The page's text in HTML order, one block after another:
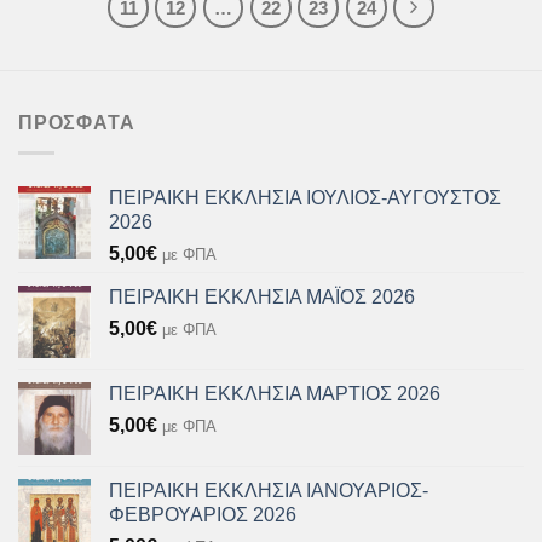
11
12 … 22 23 24
ΠΡΌΣΦΑΤΑ
ΠΕΙΡΑΙΚΗ ΕΚΚΛΗΣΙΑ ΙΟΥΛΙΟΣ-ΑΥΓΟΥΣΤΟΣ
2026
5,00€ με ΦΠΑ
ΠΕΙΡΑΙΚΗ ΕΚΚΛΗΣΙΑ ΜΑΪΟΣ 2026
5,00€ με ΦΠΑ
ΠΕΙΡΑΙΚΗ ΕΚΚΛΗΣΙΑ ΜΑΡΤΙΟΣ 2026
5,00€ με ΦΠΑ
ΠΕΙΡΑΙΚΗ ΕΚΚΛΗΣΙΑ ΙΑΝΟΥΑΡΙΟΣ-
ΦΕΒΡΟΥΑΡΙΟΣ 2026